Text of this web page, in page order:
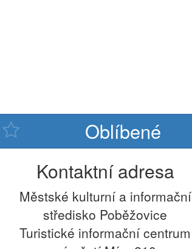
Kontaktní adresa
Městské kulturní a informační
středisko Poběžovice
Turistické informační centrum